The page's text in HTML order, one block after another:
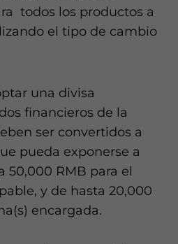
todos los productos a
el tipo de cambio
una divisa
financieros de la
ser convertidos a
pueda exponerse a
50,000 RMB para el
y de hasta 20,000
encargada.